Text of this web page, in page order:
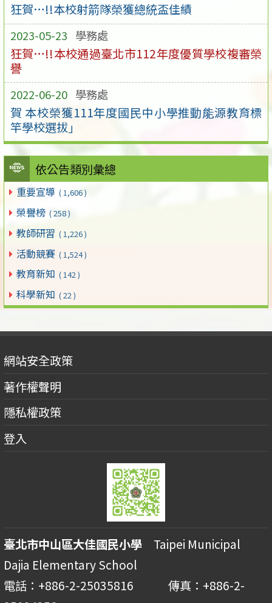
狂賀…!!本校射箭隊榮獲總統盃佳績
2023-05-23 學務處
狂賀…!!本校通過臺北市112年度優質學校複審榮
譽
2022-06-20 學務處
賀 本校榮獲111年度國民中小學推動能源教育標
竿學校選拔」
依公告類別彙總
重要宣導 ( 1,606 )
榮譽榜 ( 258 )
教師研習 ( 1,226 )
活動競賽 ( 1,524 )
教育新知 ( 142 )
科學新知 ( 22 )
網站安全政策
著作權聲明
隱私權政策
登入
臺北市中山區大佳國民小學 Taipei Municipal
Dajia Elementary School
電話：+886-2-25035816 傳真：+886-2-